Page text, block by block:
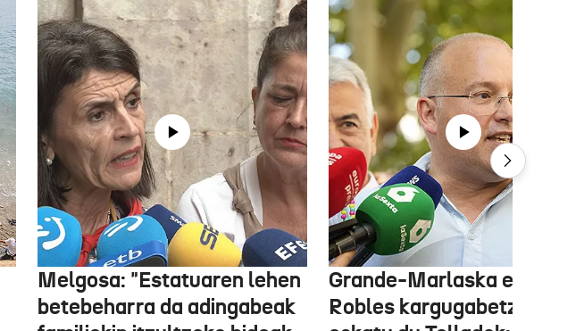
Melgosa: "Estatuaren lehen
betebeharra da adingabeak
Grande-Marlaska eta
Robles kargugabetzea